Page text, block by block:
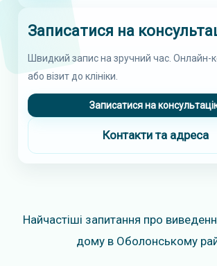
Записатися на
Швидкий запис на зручний час. Онлайн-
або візит до клініки.
Записатися на
Контакти та адреса
Найчастіші запитання про
дому в Оболонському